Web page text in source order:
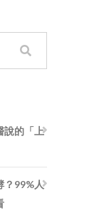
說的「上
？99%人